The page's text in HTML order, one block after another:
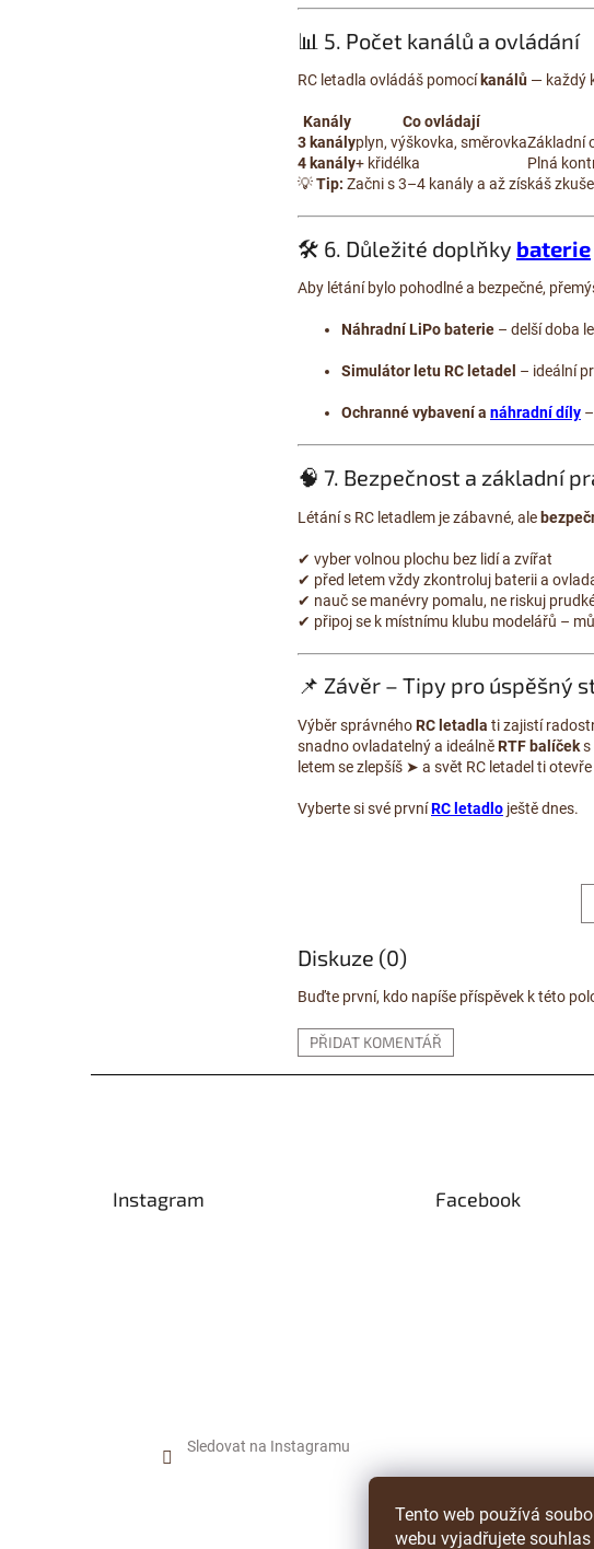
Tento web používá
webu vyjadřujete
📊 5. Počet kanálů a ovládání
RC letadla ovládáš pomocí kanálů — každý
Kanály Co ovládají
3 kanályplyn, výškovka, směrovkaZákladní
4 kanály+ křidélka
Plná
💡Tip: Začni s 3–4 kanály a až získáš
🛠️ 6. Důležité doplňky baterie
Aby létání bylo pohodlné a bezpečné,
Náhradní LiPo baterie – delší doba
Simulátor letu RC letadel – ideální
Ochranné vybavení a náhradní díly
🧠 7. Bezpečnost a základní
Létání s RC letadlem je zábavné, ale
✔ vyber volnou plochu bez lidí a zvířat
✔ před letem vždy zkontroluj baterii a
✔ nauč se manévry pomalu, ne riskuj
✔ připoj se k místnímu klubu modelářů –
📌 Závěr – Tipy pro úspěšný
Výběr správnéhoRC letadla ti zajistí
snadno ovladatelný a ideálněRTF balíčeks
letem se zlepšíš ➤ a svět RC letadel ti
Vyberte si své prvníRC letadlo ještě dnes.
Diskuze (0)
Buďte první, kdo napíše příspěvek k této
PŘIDAT KOMENTÁŘ
Instagram
Sledovat na Instagramu
Facebook